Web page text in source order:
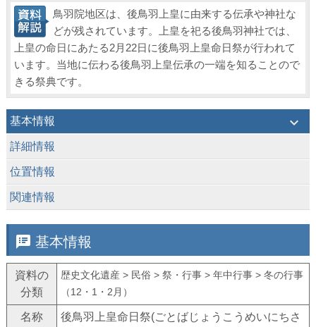
鳥羽院地区は、後鳥羽上皇に由来する伝承や神社な
どが残されています。上皇を祀る後鳥羽神社では、
上皇の命日にあたる2月22日に後鳥羽上皇命日祭が行われて
います。当地に伝わる後鳥羽上皇伝承の一端を知ることので
きる祭典です。
基本情報 keyboard_arrow_down
詳細情報
位置情報
関連情報
speaker_notes 基本情報
資料の
分類
歴史文化遺産 > 民俗 > 祭・行事 > 年中行事 > 冬の行事
（12・1・2月）
名称
後鳥羽上皇命日祭(ごとばじょうこうめいにちさ